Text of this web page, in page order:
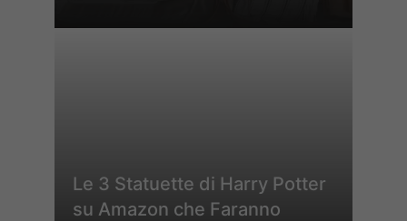
Le 3 Statuette di Harry Potter
su Amazon che Faranno